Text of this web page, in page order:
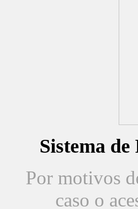
Sistema
Por motivos
caso o